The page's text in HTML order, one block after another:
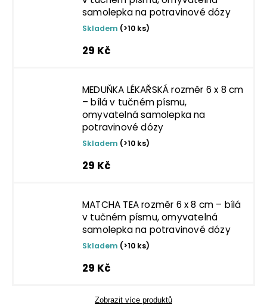
samolepka na potravinové dózy
Skladem (>10 ks)
29 Kč
MEDUŇKA LÉKAŘSKÁ rozměr 6 x 8 cm
– bílá v tučném písmu,
omyvatelná samolepka na
potravinové dózy
Skladem (>10 ks)
29 Kč
MATCHA TEA rozměr 6 x 8 cm – bílá
v tučném písmu, omyvatelná
samolepka na potravinové dózy
Skladem (>10 ks)
29 Kč
Zobrazit více produktů